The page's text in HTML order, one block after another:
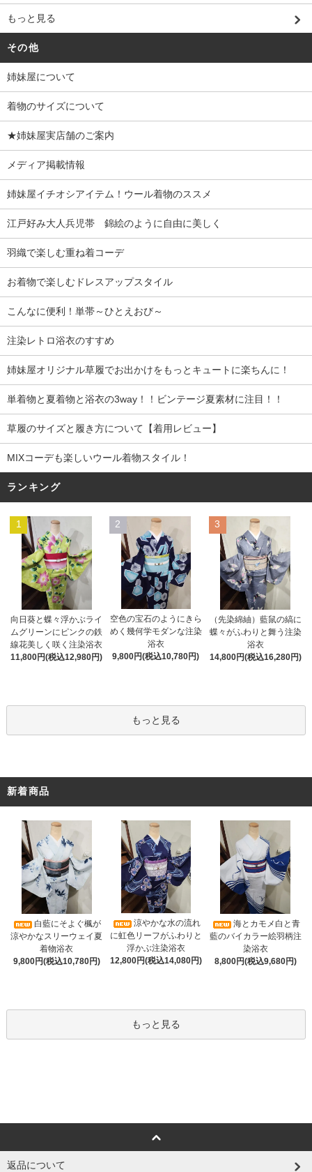
もっと見る
その他
姉妹屋について
着物のサイズについて
★姉妹屋実店舗のご案内
メディア掲載情報
姉妹屋イチオシアイテム！ウール着物のススメ
江戸好み大人兵児帯 錦絵のように自由に美しく
羽織で楽しむ重ね着コーデ
お着物で楽しむドレスアップスタイル
こんなに便利！単帯～ひとえおび～
注染レトロ浴衣のすすめ
姉妹屋オリジナル草履でお出かけをもっとキュートに楽ちんに！
単着物と夏着物と浴衣の3way！！ビンテージ夏素材に注目！！
草履のサイズと履き方について【着用レビュー】
MIXコーデも楽しいウール着物スタイル！
ランキング
1
向日葵と蝶々浮かぶライ
ムグリーンにピンクの鉄
線花美しく咲く注染浴衣
11,800円(税込12,980円)
2
空色の宝石のようにきら
めく幾何学モダンな注染
浴衣
9,800円(税込10,780円)
3
（先染綿紬）藍鼠の縞に
蝶々がふわりと舞う注染
浴衣
14,800円(税込16,280円)
もっと見る
新着商品
白藍にそよぐ楓が
涼やかなスリーウェイ夏
着物浴衣
9,800円(税込10,780円)
涼やかな水の流れ
に虹色リーフがふわりと
浮かぶ注染浴衣
12,800円(税込14,080円)
海とカモメ白と青
藍のバイカラー絵羽柄注
染浴衣
8,800円(税込9,680円)
もっと見る
返品について